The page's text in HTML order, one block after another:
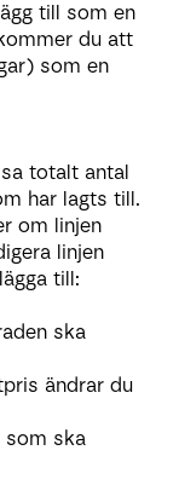
till som en
du att
som en
totalt antal
har lagts till.
om linjen
linjen
till:
ska
ändrar du
som ska